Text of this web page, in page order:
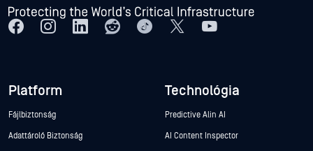
Platform
Fájlbiztonság
Adattároló Biztonság
Technológia
Predictive Alin AI
AI Content Inspector